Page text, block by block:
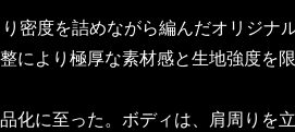
密度を詰めながら編んだオリジナ
により極厚な素材感と生地強度を
化に至った。ボディは、肩周りを